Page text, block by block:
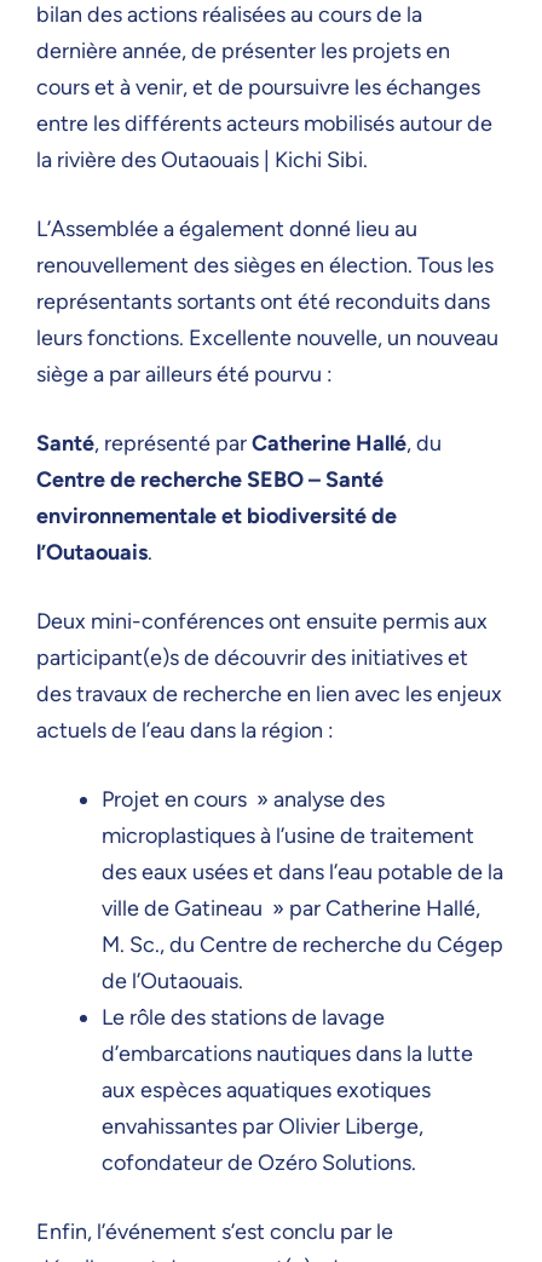
bilan des actions réalisées au cours de la
dernière année, de présenter les projets en
cours et à venir, et de poursuivre les échanges
entre les différents acteurs mobilisés autour de
la rivière des Outaouais | Kichi Sibi.
L’Assemblée a également donné lieu au
renouvellement des sièges en élection. Tous les
représentants sortants ont été reconduits dans
leurs fonctions. Excellente nouvelle, un nouveau
siège a par ailleurs été pourvu :
Santé, représenté parCatherine Hallé, du
Centre de recherche SEBO – Santé
environnementale et biodiversité de
l’Outaouais.
Deux mini-conférences ont ensuite permis aux
participant(e)s de découvrir des initiatives et
des travaux de recherche en lien avec les enjeux
actuels de l’eau dans la région :
Projet en cours » analyse des
microplastiques à l’usine de traitement
des eaux usées et dans l’eau potable de la
ville de Gatineau » par Catherine Hallé,
M. Sc., du Centre de recherche du Cégep
de l’Outaouais.
Le rôle des stations de lavage
d’embarcations nautiques dans la lutte
aux espèces aquatiques exotiques
envahissantes par Olivier Liberge,
cofondateur de Ozéro Solutions.
Enfin, l’événement s’est conclu par le